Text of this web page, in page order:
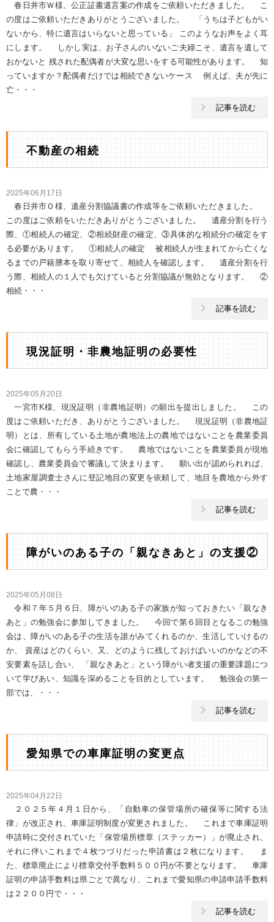
春日井市Ｗ様、公正証書遺言案の作成をご依頼いただきました。 こ
の度はご依頼いただきありがとうございました。 「うちは子どもがい
ないから、特に遺言はいらないと思っている」 このようなお声をよく耳
にします。 しかし実は、お子さんのいないご夫婦こそ、遺言を遺して
おかないと 残された配偶者が大変な思いをする可能性があります。 知
っていますか？配偶者だけでは相続できないケース 例えば、夫が先に
亡・・・
記事を読む
不動産の相続
2025年06月17日
春日井市Ｏ様、遺産分割協議書の作成等をご依頼いただきました。
この度はご依頼をいただきありがとうございました。 遺産分割を行う
際、①相続人の確定、②相続財産の確定、③具体的な相続分の確定をす
る必要があります。 ①相続人の確定 被相続人が生まれてから亡くな
るまでの戸籍謄本を取り寄せて、相続人を確認します。 遺産分割を行
う際、相続人の１人でも欠けていると分割協議が無効となります。 ②
相続・・・
記事を読む
現況証明・非農地証明の必要性
2025年05月20日
一宮市K様、現況証明（非農地証明）の願出を提出しました。 この
度はご依頼いただき、ありがとうございました。 現況証明（非農地証
明）とは、所有している土地が農地法上の農地ではないことを農業委員
会に確認してもらう手続きです。 農地ではないことを農業委員が現地
確認し、農業委員会で審議して決まります。 願い出が認められれば、
土地家屋調査士さんに登記地目の変更を依頼して、地目を農地から外す
ことで農・・・
記事を読む
障がいのある子の「親なきあと」の支援②
2025年05月08日
令和７年５月６日、障がいのある子の家族が知っておきたい「親なき
あと」の勉強会に参加してきました。 今回で第６回目となるこの勉強
会は、障がいのある子の生活を誰がみてくれるのか、生活していけるの
か、 資産はどのくらい、又、どのように残しておけばいいのかなどの不
安要素を話し合い、 「親なきあと」という障がい者支援の重要課題につ
いて学びあい、知識を深めることを目的としています。 勉強会の第一
部では、・・・
記事を読む
愛知県での車庫証明の変更点
2025年04月22日
２０２５年４月１日から、「自動車の保管場所の確保等に関する法
律」が改正され、車庫証明制度が変更されました。 これまで車庫証明
申請時に交付されていた「保管場所標章（ステッカー）」が廃止され、
それに伴いこれまで４枚つづりだった申請書は２枚になります。 ま
た、標章廃止により標章交付手数料５００円が不要となります。 車庫
証明の申請手数料は県ごとで異なり、これまで愛知県の申請申請手数料
は２２００円で・・・
記事を読む